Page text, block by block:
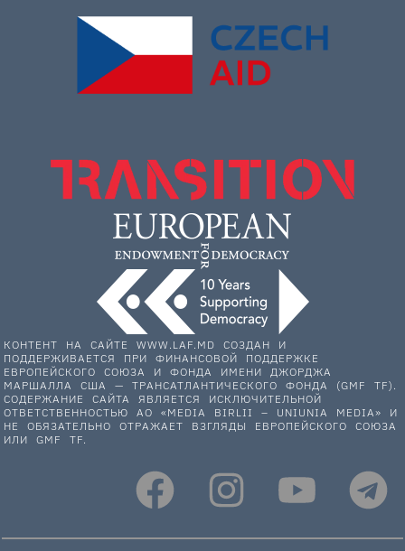
КОНТЕНТ НА САЙТЕ WWW.LAF.MD СОЗДАН И
ПОДДЕРЖИВАЕТСЯ ПРИ ФИНАНСОВОЙ ПОДДЕРЖКЕ
ЕВРОПЕЙСКОГО СОЮЗА И ФОНДА ИМЕНИ ДЖОРДЖА
МАРШАЛЛА США — ТРАНСАТЛАНТИЧЕСКОГО ФОНДА (GMF TF).
СОДЕРЖАНИЕ САЙТА ЯВЛЯЕТСЯ ИСКЛЮЧИТЕЛЬНОЙ
ОТВЕТСТВЕННОСТЬЮ АО «MEDIA BIRLII – UNIUNIA MEDIA» И
НЕ ОБЯЗАТЕЛЬНО ОТРАЖАЕТ ВЗГЛЯДЫ ЕВРОПЕЙСКОГО СОЮЗА
ИЛИ GMF TF.